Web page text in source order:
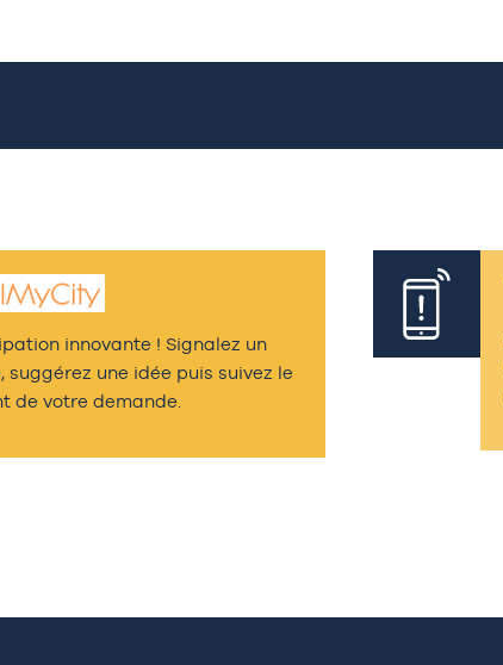
innovante ! Signalez un
suggérez une idée puis suivez le
de votre demande.